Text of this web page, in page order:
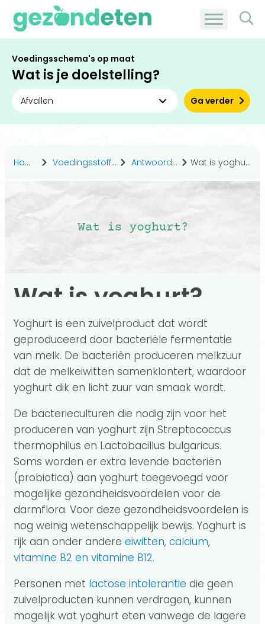
Voedingsschema's op maat
Wat is je doelstelling?
Ga verder
Home Voedingsstoffen Antwoorden Wat is yoghurt?
Wat is yoghurt?
Yoghurt is een zuivelproduct dat wordt
geproduceerd door bacteriële fermentatie
van melk. De bacteriën produceren melkzuur
dat de melkeiwitten samenklontert, waardoor
yoghurt dik en licht zuur van smaak wordt.
De bacterieculturen die nodig zijn voor het
produceren van yoghurt zijn Streptococcus
thermophilus en Lactobacillus bulgaricus.
Soms worden er extra levende bacteriën
(probiotica) aan yoghurt toegevoegd voor
mogelijke gezondheidsvoordelen voor de
darmflora. Voor deze gezondheidsvoordelen is
nog weinig wetenschappelijk bewijs. Yoghurt is
rijk aan onder andere eiwitten, calcium,
vitamine B2 en vitamine B12.
Personen met lactose intolerantie die geen
zuivelproducten kunnen verdragen, kunnen
mogelijk wat yoghurt eten vanwege de lagere